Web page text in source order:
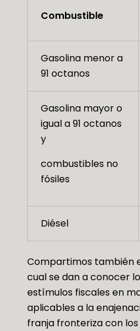
Combustible
Gasolina menor a
91 octanos
Gasolina mayor o
igual a 91 octanos
y
combustibles no
fósiles
Diésel
Compartimos también
cual se dan a conocer
estímulos fiscales en
aplicables a la
franja fronteriza con los